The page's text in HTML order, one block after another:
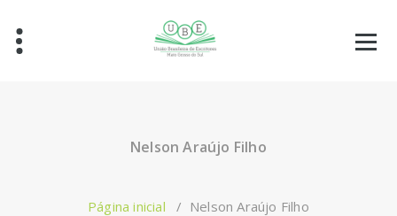
Nelson Araújo Filho
Página inicial / Nelson Araújo Filho